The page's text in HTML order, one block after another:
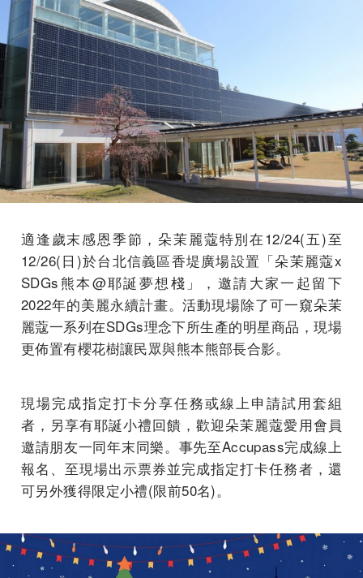
適逢歲末感恩季節，朵茉麗蔻特別在12/24(五)至
12/26(日)於台北信義區香堤廣場設置「朵茉麗蔻x
SDGs熊本@耶誕夢想棧」，邀請大家一起留下
2022年的美麗永續計畫。活動現場除了可一窺朵茉
麗蔻一系列在SDGs理念下所生產的明星商品，現場
更佈置有櫻花樹讓民眾與熊本熊部長合影。
現場完成指定打卡分享任務或線上申請試用套組
者，另享有耶誕小禮回饋，歡迎朵茉麗蔻愛用會員
邀請朋友一同年末同樂。事先至Accupass完成線上
報名、至現場出示票券並完成指定打卡任務者，還
可另外獲得限定小禮(限前50名)。